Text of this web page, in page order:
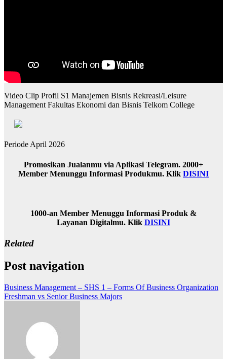
Video Clip Profil S1 Manajemen Bisnis Rekreasi/Leisure
Management Fakultas Ekonomi dan Bisnis Telkom College
Periode April 2026
Promosikan Jualanmu via Aplikasi Telegram. 2000+
Member Menunggu Informasi Produkmu. Klik DISINI
1000-an Member Menuggu Informasi Produk &
Layanan Digitalmu. Klik DISINI
Related
Post navigation
Business Management – SHS 1 – Forms Of Business Organization
Freshman vs Senior Business Majors